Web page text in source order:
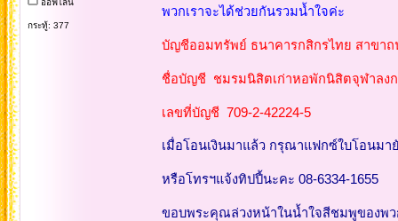
กระทู้: 377
พวกเราจะได้ช่วยกันรวมน้ำใจค่ะ
บัญชีออมทรัพย์ ธนาคารกสิกรไทย สาขา
ชื่อบัญชี ชมรมนิสิตเก่าหอพักนิสิตจุฬาลง
เลขที่บัญชี 709-2-42224-5
เมื่อโอนเงินมาแล้ว กรุณาแฟกซ์ใบโอนมายั
หรือโทรฯแจ้งทิปปี้นะคะ 08-6334-1655
ขอบพระคุณล่วงหน้าในน้ำใจสีชมพูของพว